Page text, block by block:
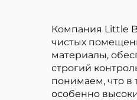
Компания Little
чистых
материалы,
строгий
понимаем, что в
особенно